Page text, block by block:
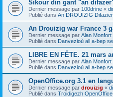
Sikour din gant "an
Dernier message par 100drine «
Publié dans An DROUIZIG Difazier
An Drouizig war France 3
Dernier message par Alan Monfort
Publié dans Danvezioù all a-bep
LIBRE EN FÊTE. 21 mars
Dernier message par Alan Monfort
Publié dans Danvezioù all a-bep
OpenOffice.org 3.1 en
Dernier message par drouizig «
Publié dans Troidigezh